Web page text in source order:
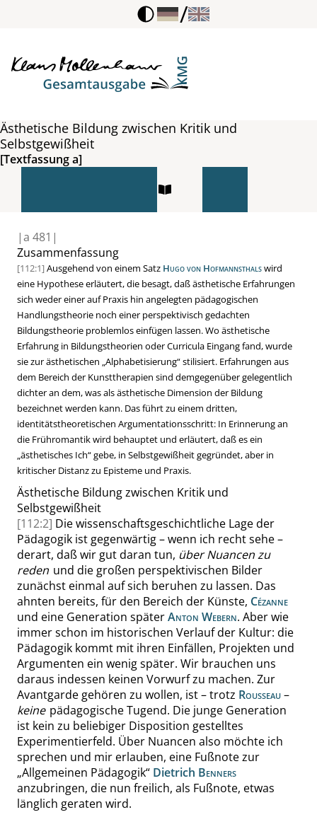
/
Ästhetische Bildung zwischen Kritik und
Selbstgewißheit
[Textfassung a]
|a 481|
Zusammenfassung
[112:1]Ausgehend von einem Satz Hugo von Hofmannsthalswird
eine Hypothese erläutert, die besagt, daß ästhetische Erfahrungen
sich weder einer auf Praxis hin angelegten pädagogischen
Handlungstheorie noch einer perspektivisch gedachten
Bildungstheorie problemlos einfügen lassen. Wo ästhetische
Erfahrung in Bildungstheorien oder Curricula Eingang fand, wurde
sie zur ästhetischen „Alphabetisierung“stilisiert. Erfahrungen aus
dem Bereich der Kunsttherapien sind demgegenüber gelegentlich
dichter an dem, was als ästhetische Dimension der Bildung
bezeichnet werden kann. Das führt zu einem dritten,
identitätstheoretischen Argumentationsschritt: In Erinnerung an
die Frühromantik wird behauptet und erläutert, daß es ein
„ästhetisches Ich“gebe, in Selbstgewißheit gegründet, aber in
kritischer Distanz zu Episteme und Praxis.
Ästhetische Bildung zwischen Kritik und
Selbstgewißheit
[112:2] Die wissenschaftsgeschichtliche Lage der
Pädagogik ist gegenwärtig – wenn ich recht sehe –
derart, daß wir gut daran tun, über Nuancen zu
reden und die großen perspektivischen Bilder
zunächst einmal auf sich beruhen zu lassen. Das
ahnten bereits, für den Bereich der Künste, Cézanne
und eine Generation späterAnton Webern. Aber wie
immer schon im historischen Verlauf der Kultur: die
Pädagogik kommt mit ihren Einfällen, Projekten und
Argumenten ein wenig später. Wir brauchen uns
daraus indessen keinen Vorwurf zu machen. Zur
Avantgarde gehören zu wollen, ist – trotz Rousseau–
keine pädagogische Tugend. Die junge Generation
ist kein zu beliebiger Disposition gestelltes
Experimentierfeld. Über Nuancen also möchte ich
sprechen und mir erlauben, eine Fußnote zur
„Allgemeinen Pädagogik“ Dietrich Benners
anzubringen, die nun freilich, als Fußnote, etwas
länglich geraten wird.